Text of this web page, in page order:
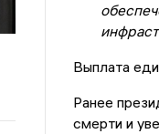
Выплата
Ранее
смерти и